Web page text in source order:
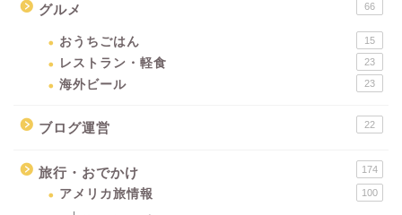
グルメ 66
おうちごはん 15
レストラン・軽食 23
海外ビール 23
ブログ運営 22
旅行・おでかけ 174
アメリカ旅情報 100